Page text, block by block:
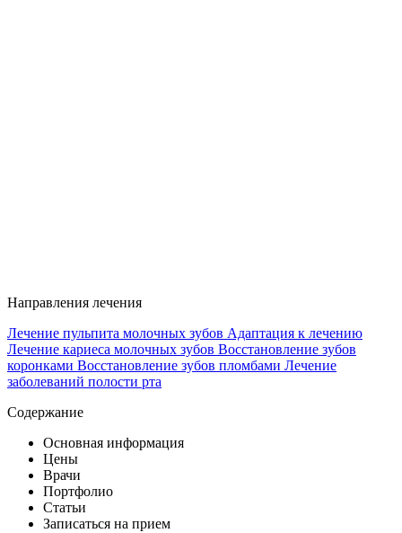
Направления лечения
Лечение пульпита молочных зубов Адаптация к лечению
Лечение кариеса молочных зубов Восстановление зубов
коронками Восстановление зубов пломбами Лечение
заболеваний полости рта
Содержание
Основная информация
Цены
Врачи
Портфолио
Статьи
Записаться на прием